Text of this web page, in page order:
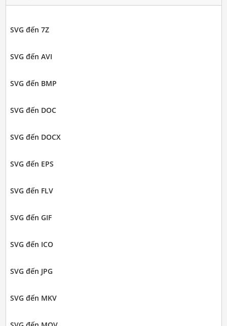
SVG đến 7Z
SVG đến AVI
SVG đến BMP
SVG đến DOC
SVG đến DOCX
SVG đến EPS
SVG đến FLV
SVG đến GIF
SVG đến ICO
SVG đến JPG
SVG đến MKV